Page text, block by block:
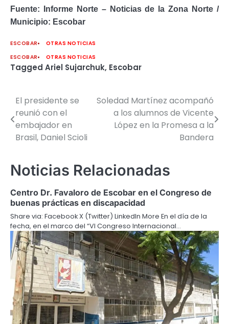
Fuente: Informe Norte – Noticias de la Zona Norte /
Municipio: Escobar
ESCOBAR
OTRAS NOTICIAS
ESCOBAR
OTRAS NOTICIAS
Tagged Ariel Sujarchuk, Escobar
Navegación
de
entradas
El presidente se
reunió con el
embajador en
Brasil, Daniel Scioli
Soledad Martínez acompañó
a los alumnos de Vicente
López en la Promesa a la
Bandera
Noticias Relacionadas
Centro Dr. Favaloro de Escobar en el Congreso de
buenas prácticas en discapacidad
Share via: Facebook X (Twitter) LinkedIn More En el día de la
fecha, en el marco del “VI Congreso Internacional…